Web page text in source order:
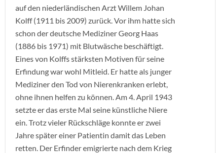
auf den niederländischen Arzt Willem Johan
Kolff (1911 bis 2009) zurück. Vor ihm hatte sich
schon der deutsche Mediziner Georg Haas
(1886 bis 1971) mit Blutwäsche beschäftigt.
Eines von Kolffs stärksten Motiven für seine
Erfindung war wohl Mitleid. Er hatte als junger
Mediziner den Tod von Nierenkranken erlebt,
ohne ihnen helfen zu können. Am 4. April 1943
setzte er das erste Mal seine künstliche Niere
ein. Trotz vieler Rückschläge konnte er zwei
Jahre später einer Patientin damit das Leben
retten. Der Erfinder emigrierte nach dem Krieg